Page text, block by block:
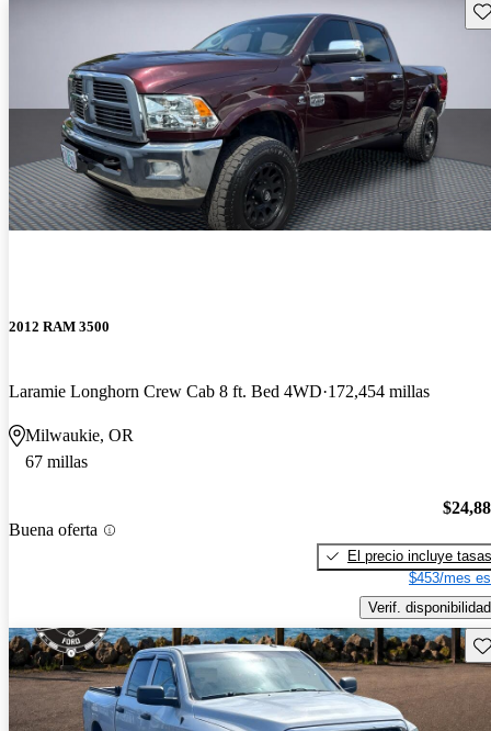
2012 RAM 3500
Laramie Longhorn Crew Cab 8 ft. Bed 4WD 172,454 millas
Milwaukie, OR
67 millas
Buena oferta
El precio incluye tasas
$453/mes
Verif. disponibilidad